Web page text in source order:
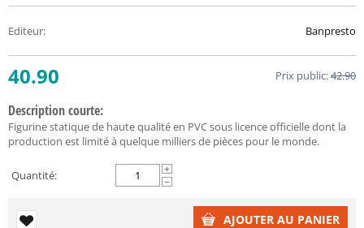
Editeur: Banpresto
40.90 Prix public:42.90
Description courte:
Figurine statique de haute qualité en PVC sous licence officielle dont la
production est limité à quelque milliers de pièces pour le monde.
Quantité:
+
−
AJOUTER AU PANIER